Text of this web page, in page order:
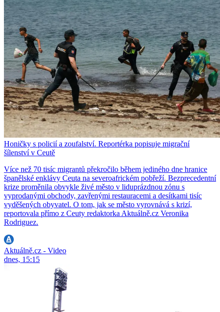
Honičky s policií a zoufalství. Reportérka popisuje migrační
šílenství v Ceutě
Více než 70 tisíc migrantů překročilo během jediného dne hranice
španělské enklávy Ceuta na severoafrickém pobřeží. Bezprecedentní
krize proměnila obvykle živé město v liduprázdnou zónu s
vyprodanými obchody, zavřenými restauracemi a desítkami tisíc
vyděšených obyvatel. O tom, jak se město vyrovnává s krizí,
reportovala přímo z Ceuty redaktorka Aktuálně.cz Veronika
Rodriguez.
Aktuálně.cz - Video
dnes, 15:15